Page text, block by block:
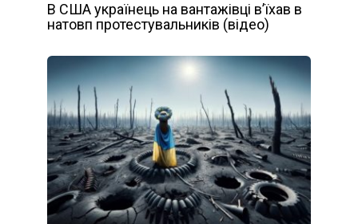
В США українець на вантажівці в’їхав в
натовп протестувальників (відео)